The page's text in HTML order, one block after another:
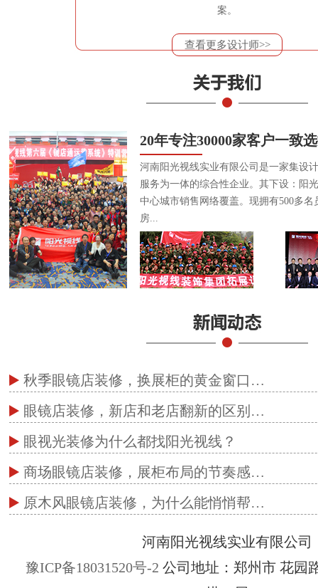
案。
查看更多设计师>>
20年专注30000家客户一致
河南阳光视线实业有限公司是一家集设
服务为一体的综合性企业。其下设：阳
中心城市销售网络覆盖。现拥有500多
房...
秋季眼镜店装修，换展柜的黄金窗口…
眼镜店装修，新店和老店翻新的区别…
眼视光装修为什么都找阳光视线？
商场眼镜店装修，展柜布局的节奏感…
原木风眼镜店装修，为什么能悄悄帮…
河南阳光视线实业有限公司
豫ICP备18031520号-2 公司地址：郑州市 花园